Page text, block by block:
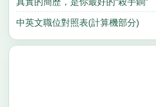
中英文職位對照表(計算機部分)